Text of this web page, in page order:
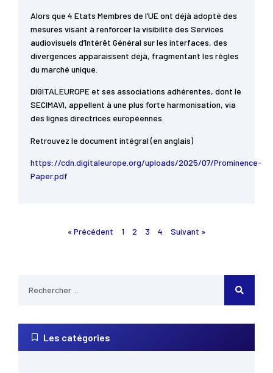
Alors que 4 Etats Membres de l’UE ont déjà adopté des
mesures visant à renforcer la visibilité des Services
audiovisuels d’Intérêt Général sur les interfaces, des
divergences apparaissent déjà, fragmentant les règles
du marché unique.
DIGITALEUROPE et ses associations adhérentes, dont le
SECIMAVI, appellent à une plus forte harmonisation, via
des lignes directrices européennes.
Retrouvez le document intégral (en anglais)
https://cdn.digitaleurope.org/uploads/2025/07/Prominence-
Paper.pdf
« Précédent 1 2 3 4 Suivant »
Les catégories